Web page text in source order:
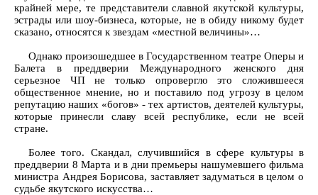
крайней мере, те представители славной якутской культуры,
эстрады или шоу-бизнеса, которые, не в обиду никому будет
сказано, относятся к звездам «местной величины»…
Однако произошедшее в Государственном театре Оперы и
Балета в преддверии Международного женского дня
серьезное ЧП не только опровергло это сложившееся
общественное мнение, но и поставило под угрозу в целом
репутацию наших «богов» - тех артистов, деятелей культуры,
которые принесли славу всей республике, если не всей
стране.
Более того. Скандал, случившийся в сфере культуры в
преддверии 8 Марта и в дни премьеры нашумевшего фильма
министра Андрея Борисова, заставляет задуматься в целом о
судьбе якутского искусства…